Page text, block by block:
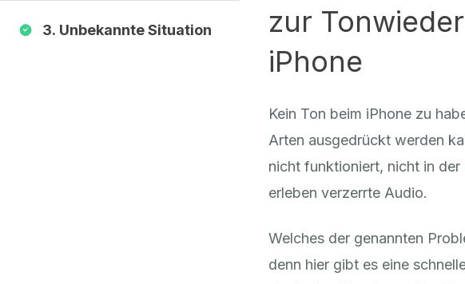
3. Unbekannte Situation
zur
iPhone
Kein Ton beim iPhone zu
Arten ausgedrückt werden
nicht funktioniert, nicht in
erleben verzerrte Audio.
Welches der genannten
denn hier gibt es eine